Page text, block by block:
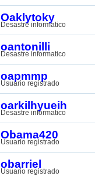
Oaklytoky
Desastre informatico
oantonilli
Desastre informatico
oapmmp
Usuario registrado
oarkilhyueih
Desastre informatico
Obama420
Usuario registrado
obarriel
Usuario registrado